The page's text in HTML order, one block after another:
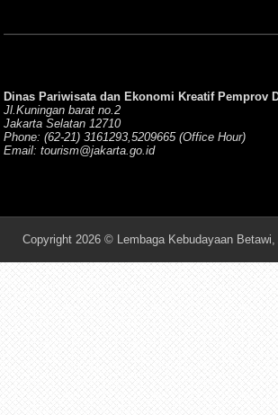
Dinas Pariwisata dan Ekonomi Kreatif Pemprov
Jl.Kuningan barat no.2
Jakarta Selatan 12710
Phone: (62-21) 3161293,5209665 (Office Hour)
Email: tourism@jakarta.go.id
Copyright 2026 © Lembaga Kebudayaan